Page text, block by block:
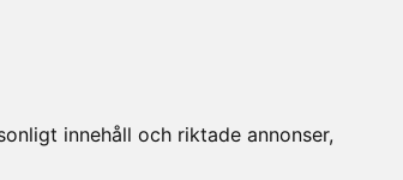
innehåll och riktade annonser,